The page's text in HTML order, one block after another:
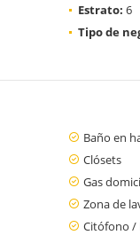
Estrato: 6
Tipo de
Baño en
Clósets
Gas
Zona de
Citófono /